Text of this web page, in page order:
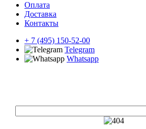
Оплата
Доставка
Контакты
+ 7 (495) 150-52-00
Telegram
Whatsapp